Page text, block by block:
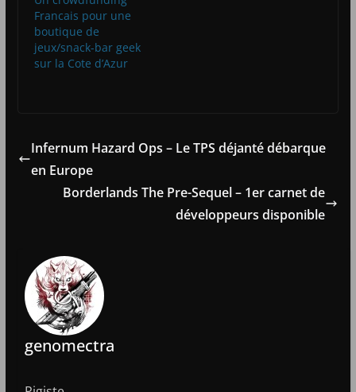
Francais pour une
boutique de
jeux/snack-bar geek
sur la Cote d’Azur
Infernum Hazard Ops – Le TPS déjanté débarque
en Europe
Borderlands The Pre-Sequel – 1er carnet de
développeurs disponible
genomectra